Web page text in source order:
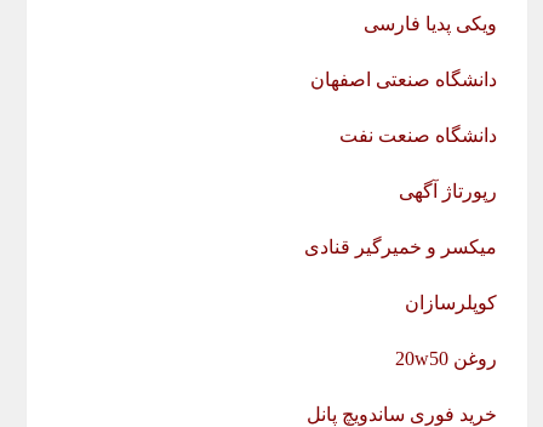
ویکی پدیا فارسی
دانشگاه صنعتی اصفهان
دانشگاه صنعت نفت
رپورتاژ آگهی
میکسر و خمیرگیر قنادی
کوپلرسازان
روغن 20w50
خرید فوری ساندویچ پانل